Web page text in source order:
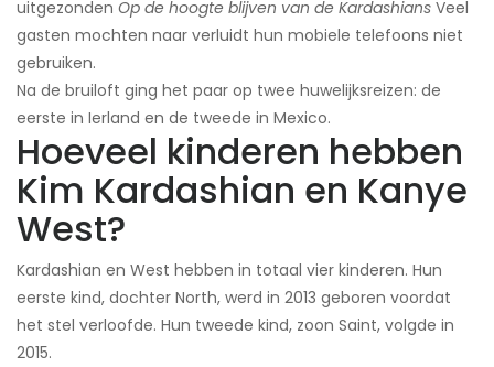
uitgezonden Op de hoogte blijven van de Kardashians ​Veel
gasten mochten naar verluidt hun mobiele telefoons niet
gebruiken.
Na de bruiloft ging het paar op twee huwelijksreizen: de
eerste in Ierland en de tweede in Mexico.
Hoeveel kinderen hebben
Kim Kardashian en Kanye
West?
Kardashian en West hebben in totaal vier kinderen. Hun
eerste kind, dochter North, werd in 2013 geboren voordat
het stel verloofde. Hun tweede kind, zoon Saint, volgde in
2015.